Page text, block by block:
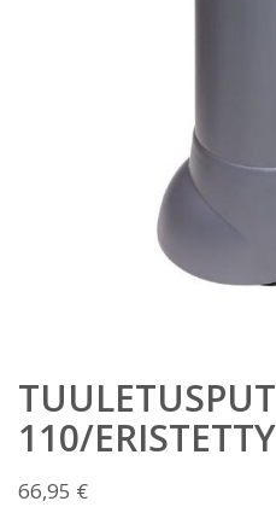
110/
66,95 €